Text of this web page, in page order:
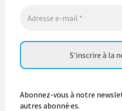
Abonnez-vous à notre
autres abonné·es.